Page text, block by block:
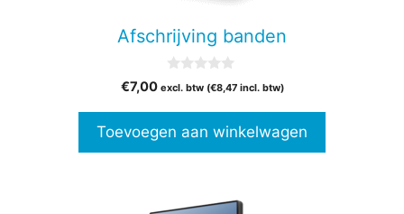
Afschrijving banden
v
5
€7,00 excl. btw (€8,47incl. btw)
Toevoegen aan winkelwagen